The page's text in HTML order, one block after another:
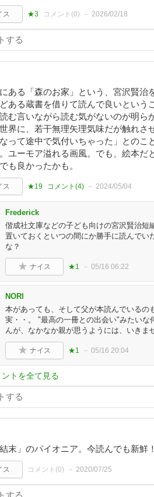
ス ★3 コメント(0) 2026/02/18
ある「森のお家」という、宮沢賢治
ある蔵書を借りて読んで良いという
む言いながら読む気がないのが明ら
界に、若干無理矢理気味だが触れさ
って途中で気付いちゃった」とのこ
ユーモア溢れる画風。でも、絵本だ
も良かったかも。
ス ★19 コメント(4) 2024/05/04
Frederick
偕成社文庫などの子ども向けの宮沢賢治短
置いておくといつの間にか勝手に読んでい
な？
ナイス ★1 05/16 06:22
NORI
本があっても、そして父が本読んでいるの
実・・。 "最高の一冊との出会い"みたい
んが、なかなか親が思うようには、いきま
ナイス ★1 05/16 20:04
トを全て見る
結末」のパイオニア。今読んでも新鮮！
ス コメント(0) 2020/07/25